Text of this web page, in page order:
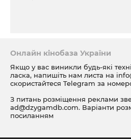
Онлайн кінобаза України
Якщо у вас виникли будь-які
ласка, напишіть нам листа на
скористайтеся Telegram за
З питань розміщення реклами
ad@dzygamdb.com. Варіанти
посиланням